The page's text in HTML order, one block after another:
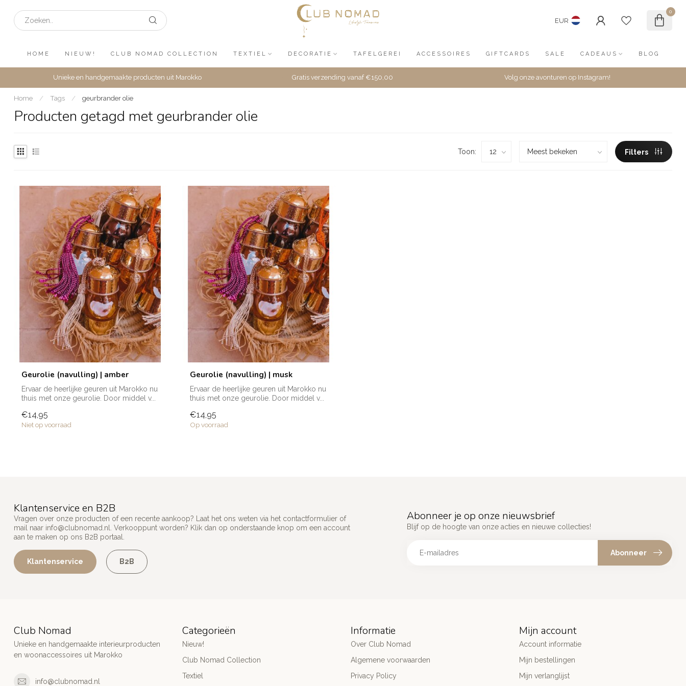
EUR
0
HOME NIEUW! CLUB NOMAD COLLECTION TEXTIEL DECORATIE TAFELGEREI ACCESSOIRES GIFTCARDS SALE CADEAUS BLOG
Unieke en handgemaakte producten uit Marokko Gratis verzending vanaf €150,00 Volg onze avonturen op Instagram!
Home / Tags / geurbrander olie
Producten getagd met geurbrander olie
Toon: Filters
Geurolie (navulling) | amber
Ervaar de heerlijke geuren uit Marokko nu
thuis met onze geurolie. Door middel v...
€14,95
Niet op voorraad
Geurolie (navulling) | musk
Ervaar de heerlijke geuren uit Marokko nu
thuis met onze geurolie. Door middel v...
€14,95
Op voorraad
Klantenservice en B2B
Vragen over onze producten of een recente aankoop? Laat het ons weten via het contactformulier of
mail naar info@clubnomad.nl . Verkooppunt worden? Klik dan op onderstaande knop om een account
aan te maken op ons B2B portaal.
Klantenservice B2B
Abonneer je op onze nieuwsbrief
Blijf op de hoogte van onze acties en nieuwe collecties!
Abonneer
Club Nomad
Unieke en handgemaakte interieurproducten
en woonaccessoires uit Marokko
info@clubnomad.nl
Categorieën
Nieuw!
Club Nomad Collection
Textiel
Informatie
Over Club Nomad
Algemene voorwaarden
Privacy Policy
Mijn account
Account informatie
Mijn bestellingen
Mijn verlanglijst